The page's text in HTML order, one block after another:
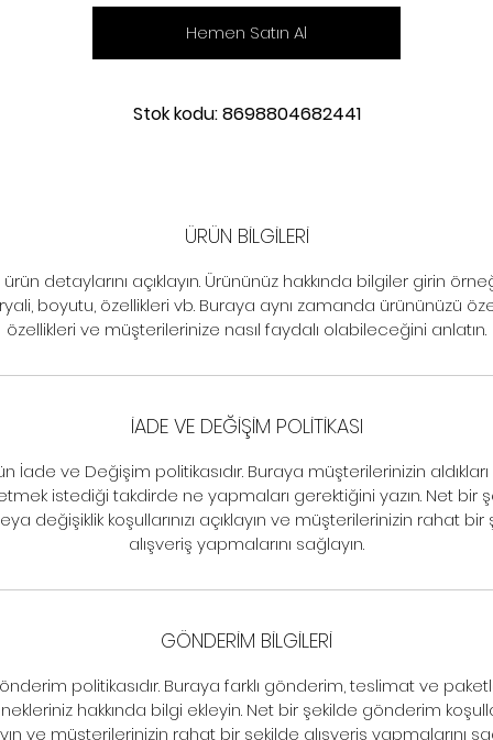
Hemen Satın Al
Stok kodu: 8698804682441
ÜRÜN BİLGİLERİ
detaylarını açıklayın. Ürününüz hakkında bilgiler girin
boyutu, özellikleri vb. Buraya aynı zamanda ürününüzü
özellikleri ve müşterilerinize nasıl faydalı olabileceğini anlatın.
İADE VE DEĞİŞİM POLİTİKASI
İade ve Değişim politikasıdır. Buraya müşterilerinizin
istediği takdirde ne yapmaları gerektiğini yazın. Net bir
değişiklik koşullarınızı açıklayın ve müşterilerinizin rahat bir
alışveriş yapmalarını sağlayın.
GÖNDERİM BİLGİLERİ
politikasıdır. Buraya farklı gönderim, teslimat ve
hakkında bilgi ekleyin. Net bir şekilde gönderim
ve müşterilerinizin rahat bir şekilde alışveriş yapmalarını